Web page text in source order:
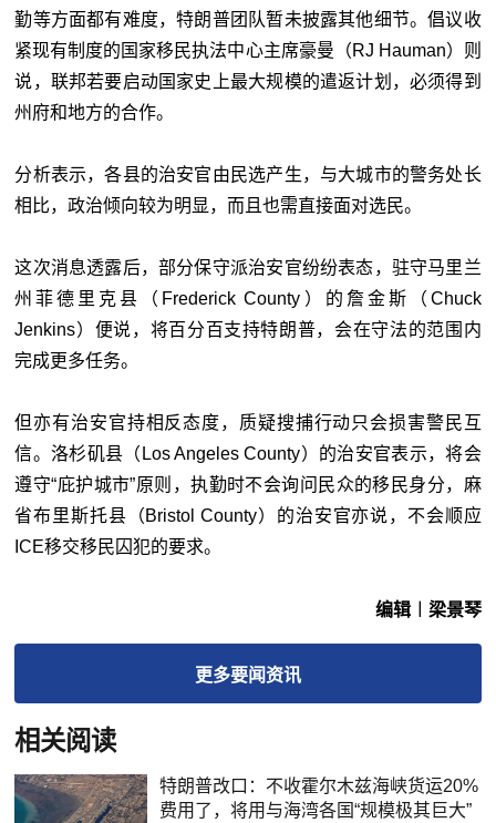
勤等方面都有难度，特朗普团队暂未披露其他细节。倡议收
紧现有制度的国家移民执法中心主席豪曼（RJ Hauman）则
说，联邦若要启动国家史上最大规模的遣返计划，必须得到
州府和地方的合作。
分析表示，各县的治安官由民选产生，与大城市的警务处长
相比，政治倾向较为明显，而且也需直接面对选民。
这次消息透露后，部分保守派治安官纷纷表态，驻守马里兰
州菲德里克县（Frederick County）的詹金斯（Chuck
Jenkins）便说，将百分百支持特朗普，会在守法的范围内
完成更多任务。
但亦有治安官持相反态度，质疑搜捕行动只会损害警民互
信。洛杉矶县（Los Angeles County）的治安官表示，将会
遵守“庇护城市”原则，执勤时不会询问民众的移民身分，麻
省布里斯托县（Bristol County）的治安官亦说，不会顺应
ICE移交移民囚犯的要求。
编辑︱梁景琴
更多要闻资讯
相关阅读
特朗普改口：不收霍尔木兹海峡货运20%
费用了，将用与海湾各国“规模极其巨大”